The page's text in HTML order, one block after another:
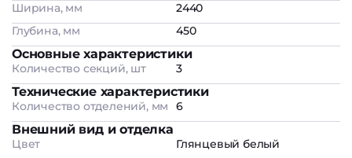
Ширина, мм
2440
Глубина, мм
450
Основные характеристики
Количество секций, шт 3
Технические характеристики
Количество отделений, мм 6
Внешний вид и отделка
Цвет
Глянцевый белый